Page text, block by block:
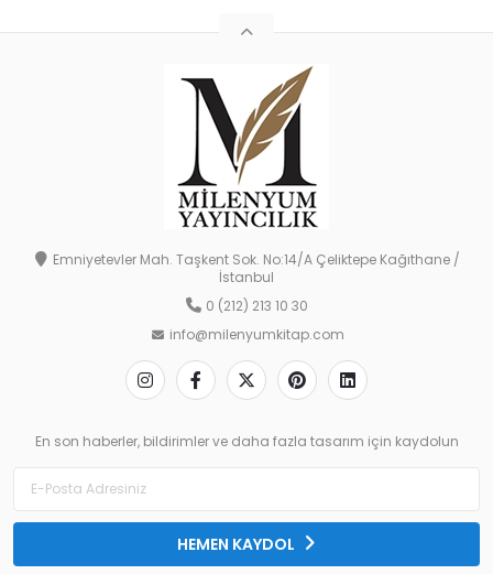
Emniyetevler Mah. Taşkent Sok. No:14/A Çeliktepe Kağıthane /
İstanbul
0 (212) 213 10 30
info@milenyumkitap.com
En son haberler, bildirimler ve daha fazla tasarım için kaydolun
HEMEN KAYDOL